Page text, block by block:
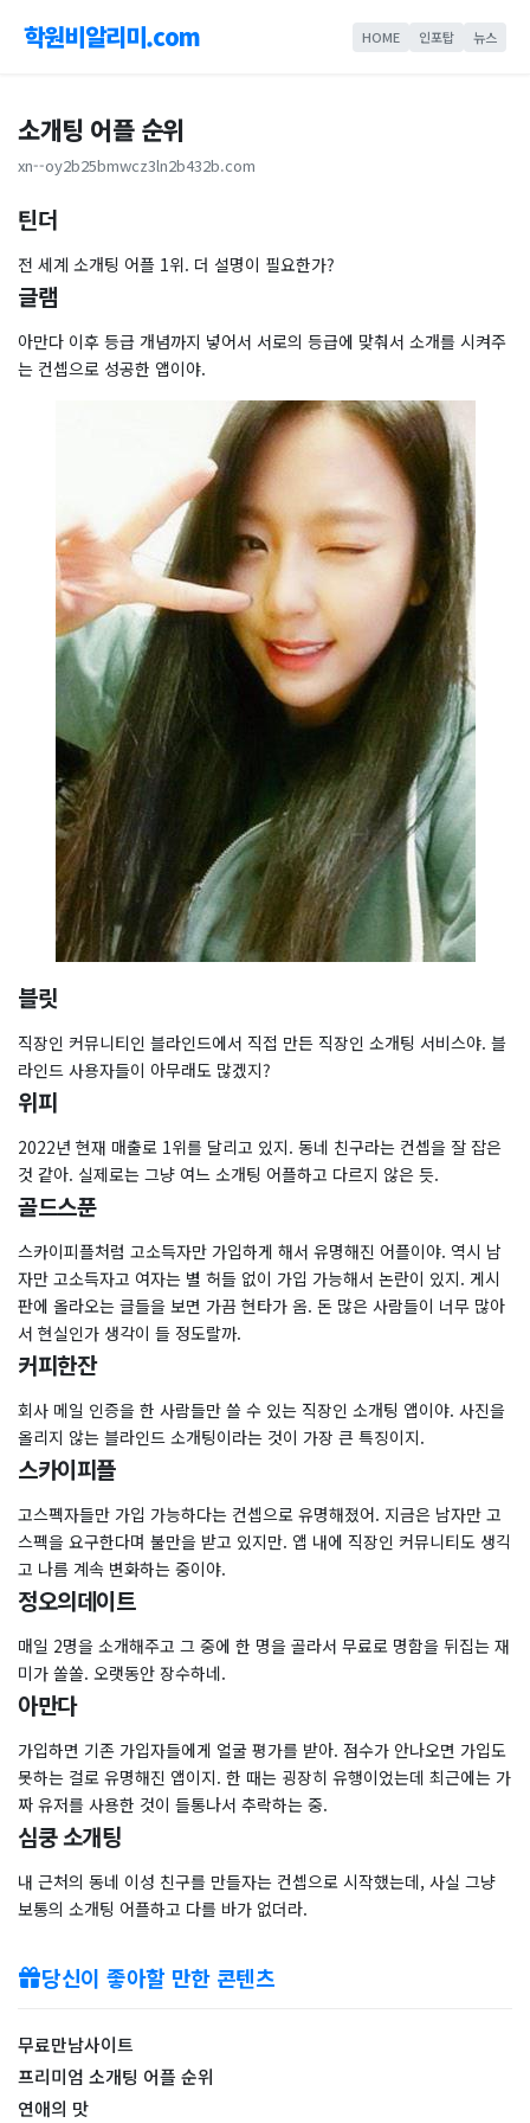
학원비알리미.com HOME 인포탑 뉴스
소개팅 어플 순위
xn--oy2b25bmwcz3ln2b432b.com
틴더
전 세계 소개팅 어플 1위. 더 설명이 필요한가?
글램
아만다 이후 등급 개념까지 넣어서 서로의 등급에 맞춰서 소개를 시켜주
는 컨셉으로 성공한 앱이야.
블릿
직장인 커뮤니티인 블라인드에서 직접 만든 직장인 소개팅 서비스야. 블
라인드 사용자들이 아무래도 많겠지?
위피
2022년 현재 매출로 1위를 달리고 있지. 동네 친구라는 컨셉을 잘 잡은
것 같아. 실제로는 그냥 여느 소개팅 어플하고 다르지 않은 듯.
골드스푼
스카이피플처럼 고소득자만 가입하게 해서 유명해진 어플이야. 역시 남
자만 고소득자고 여자는 별 허들 없이 가입 가능해서 논란이 있지. 게시
판에 올라오는 글들을 보면 가끔 현타가 옴. 돈 많은 사람들이 너무 많아
서 현실인가 생각이 들 정도랄까.
커피한잔
회사 메일 인증을 한 사람들만 쓸 수 있는 직장인 소개팅 앱이야. 사진을
올리지 않는 블라인드 소개팅이라는 것이 가장 큰 특징이지.
스카이피플
고스펙자들만 가입 가능하다는 컨셉으로 유명해졌어. 지금은 남자만 고
스펙을 요구한다며 불만을 받고 있지만. 앱 내에 직장인 커뮤니티도 생긱
고 나름 계속 변화하는 중이야.
정오의데이트
매일 2명을 소개해주고 그 중에 한 명을 골라서 무료로 명함을 뒤집는 재
미가 쏠쏠. 오랫동안 장수하네.
아만다
가입하면 기존 가입자들에게 얼굴 평가를 받아. 점수가 안나오면 가입도
못하는 걸로 유명해진 앱이지. 한 때는 굉장히 유행이었는데 최근에는 가
짜 유저를 사용한 것이 들통나서 추락하는 중.
심쿵 소개팅
내 근처의 동네 이성 친구를 만들자는 컨셉으로 시작했는데, 사실 그냥
보통의 소개팅 어플하고 다를 바가 없더라.
당신이 좋아할 만한 콘텐츠
무료만남사이트
프리미엄 소개팅 어플 순위
연애의 맛